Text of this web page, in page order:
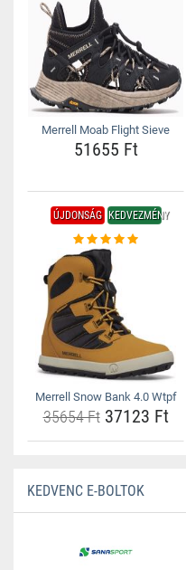
Merrell Moab Flight Sieve
51655 Ft
ÚJDONSÁG KEDVEZMÉNY
Merrell Snow Bank 4.0 Wtpf
35654 Ft37123 Ft
KEDVENC E-BOLTOK